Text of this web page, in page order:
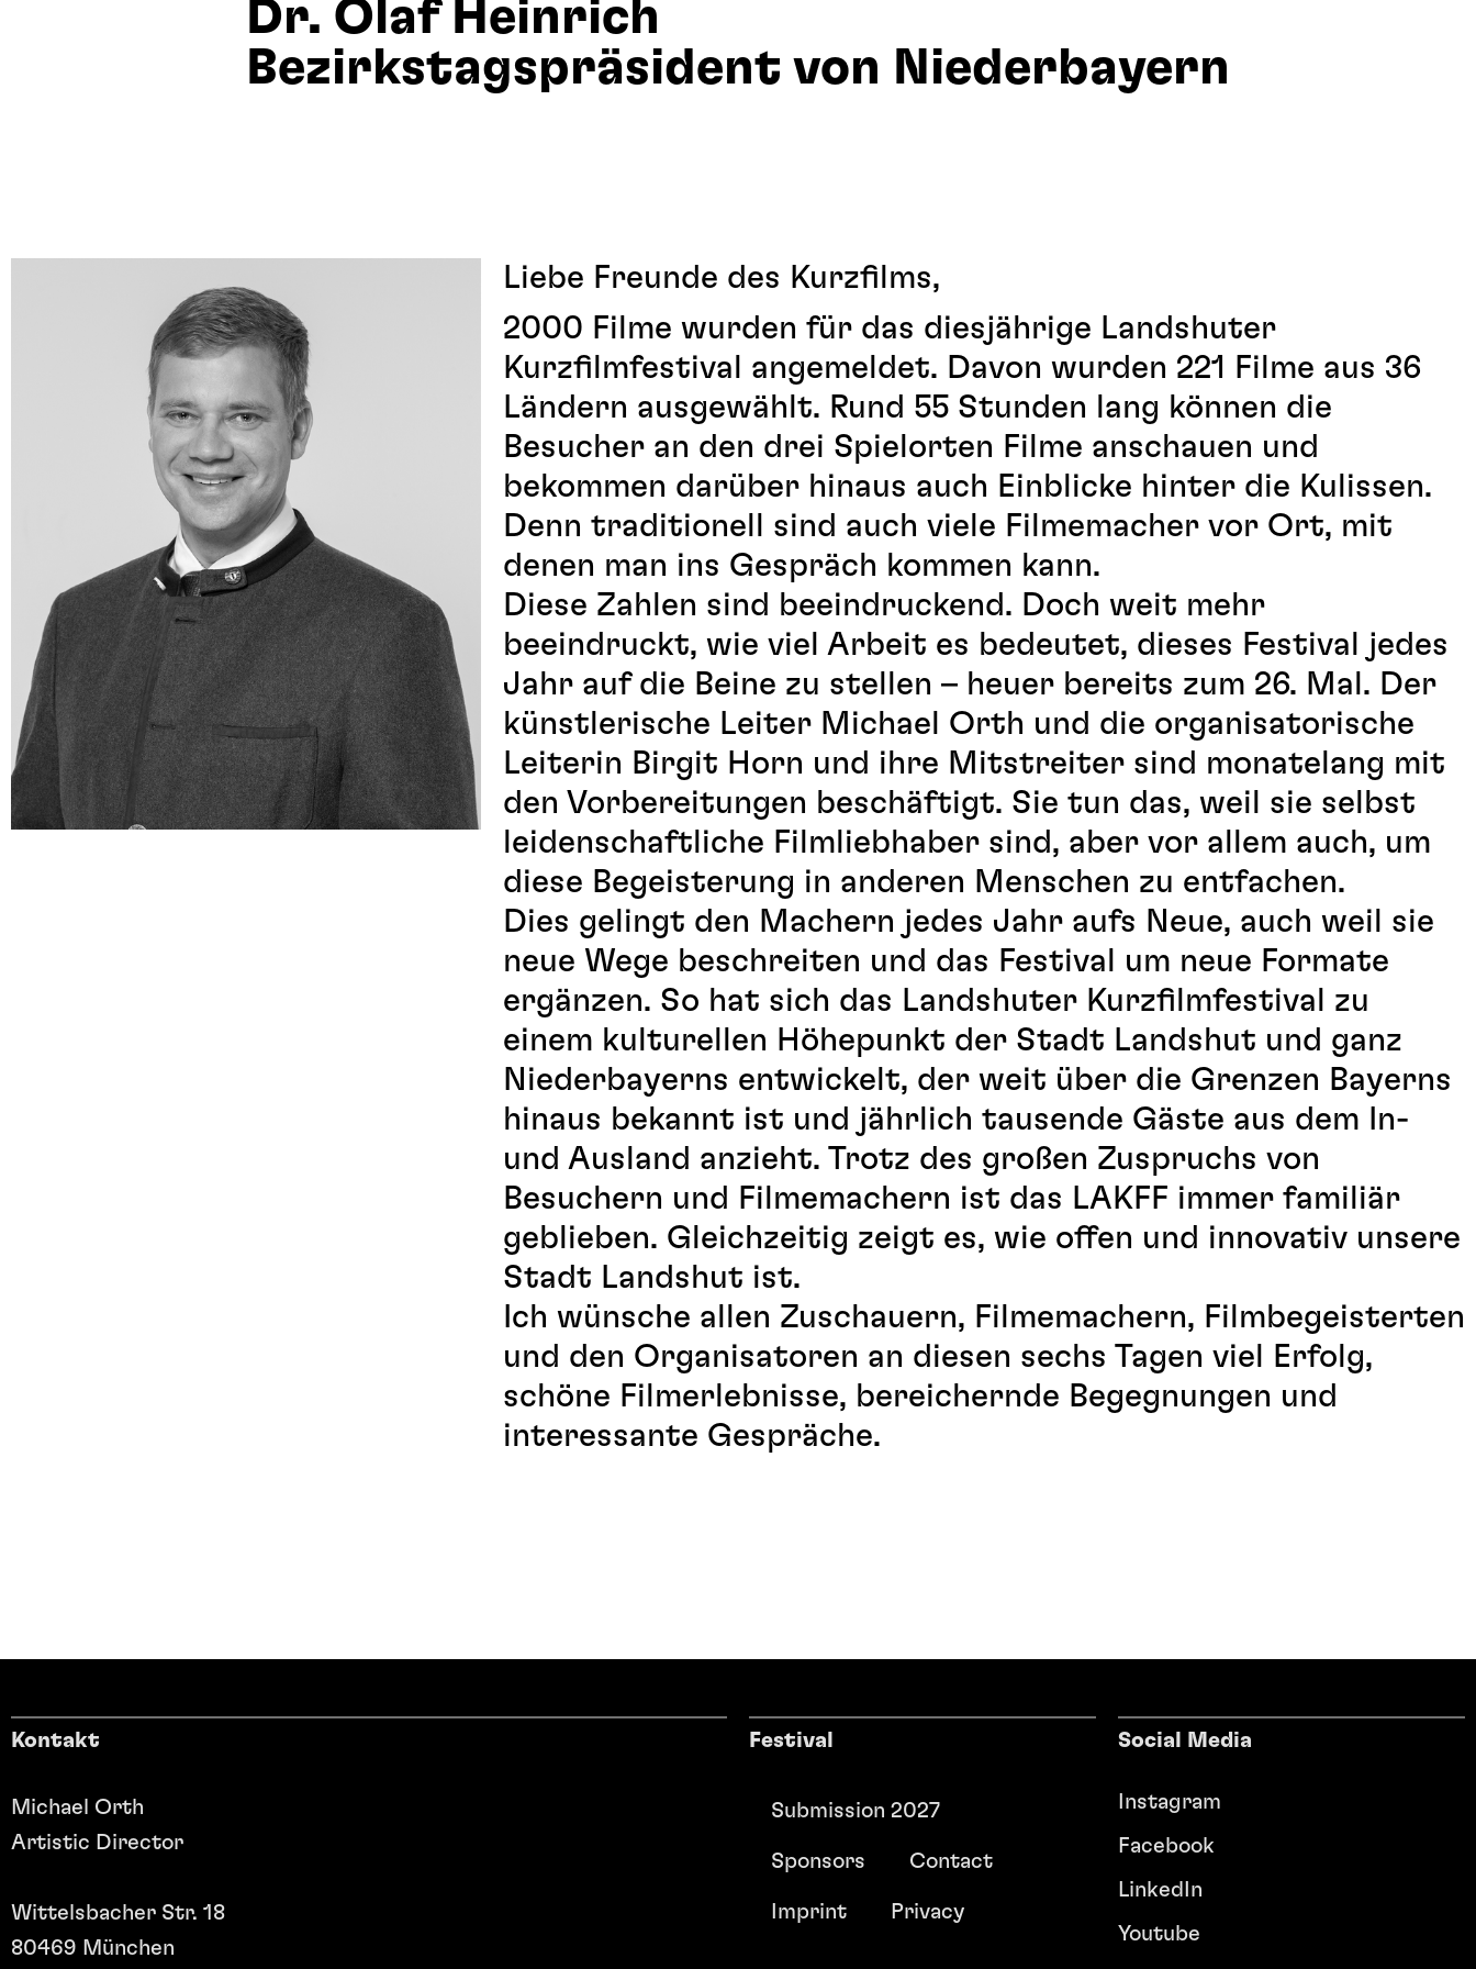
Dr. Olaf Heinrich
Bezirkstagspräsident von Niederbayern
Liebe Freunde des Kurzfilms,
2000 Filme wurden für das diesjährige Landshuter
Kurzfilmfestival angemeldet. Davon wurden 221 Filme aus 36
Ländern ausgewählt. Rund 55 Stunden lang können die
Besucher an den drei Spielorten Filme anschauen und
bekommen darüber hinaus auch Einblicke hinter die Kulissen.
Denn traditionell sind auch viele Filmemacher vor Ort, mit
denen man ins Gespräch kommen kann.
Diese Zahlen sind beeindruckend. Doch weit mehr
beeindruckt, wie viel Arbeit es bedeutet, dieses Festival jedes
Jahr auf die Beine zu stellen – heuer bereits zum 26. Mal. Der
künstlerische Leiter Michael Orth und die organisatorische
Leiterin Birgit Horn und ihre Mitstreiter sind monatelang mit
den Vorbereitungen beschäftigt. Sie tun das, weil sie selbst
leidenschaftliche Filmliebhaber sind, aber vor allem auch, um
diese Begeisterung in anderen Menschen zu entfachen.
Dies gelingt den Machern jedes Jahr aufs Neue, auch weil sie
neue Wege beschreiten und das Festival um neue Formate
ergänzen. So hat sich das Landshuter Kurzfilmfestival zu
einem kulturellen Höhepunkt der Stadt Landshut und ganz
Niederbayerns entwickelt, der weit über die Grenzen Bayerns
hinaus bekannt ist und jährlich tausende Gäste aus dem In-
und Ausland anzieht. Trotz des großen Zuspruchs von
Besuchern und Filmemachern ist das LAKFF immer familiär
geblieben. Gleichzeitig zeigt es, wie offen und innovativ unsere
Stadt Landshut ist.
Ich wünsche allen Zuschauern, Filmemachern, Filmbegeisterten
und den Organisatoren an diesen sechs Tagen viel Erfolg,
schöne Filmerlebnisse, bereichernde Begegnungen und
interessante Gespräche.
Kontakt
Michael Orth
Artistic Director
Wittelsbacher Str. 18
80469 München
Festival
Submission 2027
Sponsors Contact
Imprint Privacy
Social Media
Instagram
Facebook
LinkedIn
Youtube